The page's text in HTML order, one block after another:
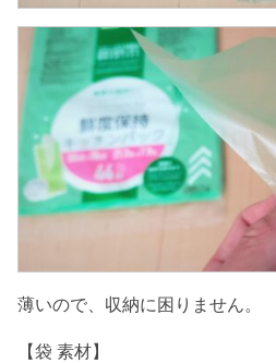
薄いので、収納に困りません。
【袋 素材】